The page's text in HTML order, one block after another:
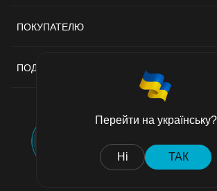
Перейти на українську?
Ні ТАК
ПОКУПАТЕЛЮ
ПОДДЕРЖКА
Договор публичной оферты